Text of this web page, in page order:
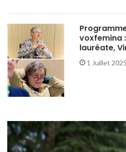
voxfemina
lauréate,
1 Juillet 2025